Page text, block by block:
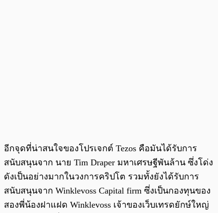
อีกจุดที่น่าสนใจของโปรเจกต์ Tezos คือมันได้รับการ
สนับสนุนจาก นาย Tim Draper มหาเศรษฐีพันล้าน ซึ่งโด่ง
ดังเป็นอย่างมากในวงการคริปโต รวมทั้งยังได้รับการ
สนับสนุนจาก Winklevoss Capital firm ซึ่งเป็นกองทุนของ
สองพี่น้องฝาแฝด Winklevoss เจ้าของเว็บเทรดยักษ์ใหญ่